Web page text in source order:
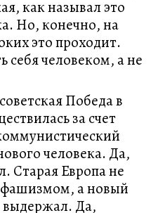
как называл это
Но, конечно, на
это проходит.
себя человеком, а не
Победа в
за счет
человека. Да,
Старая Европа не
а новый
выдержал. Да,